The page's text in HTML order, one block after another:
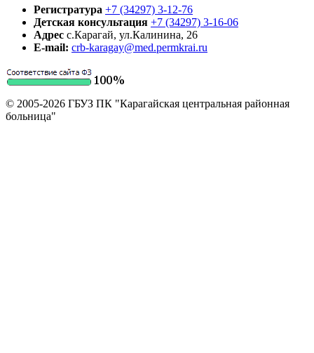
Регистратура +7 (34297) 3-12-76
Детская консультация +7 (34297) 3-16-06
Адрес с.Карагай, ул.Калинина, 26
E-mail: crb-karagay@med.permkrai.ru
© 2005-2026 ГБУЗ ПК "Карагайская центральная районная
больница"